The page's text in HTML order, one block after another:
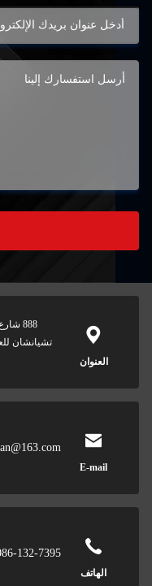
العنوان
تشيانشان
E-mail
الهاتف
132-7395 - 2362